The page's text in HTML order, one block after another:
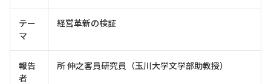
テー
マ
経営革新の検証
報告
者
所 伸之客員研究員（玉川大学文学部助教授）